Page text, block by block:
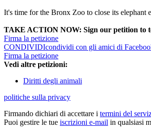
It's time for the Bronx Zoo to close its elephant
TAKE ACTION NOW: Sign our petition to
Firma la petizione
CONDIVIDIcondividi con gli amici di
Firma la petizione
Vedi altre petizioni:
Diritti degli animali
politiche sulla privacy
Firmando dichiari di accettare i termini del
Puoi gestire le tue iscrizioni e-mail in qualsiasi